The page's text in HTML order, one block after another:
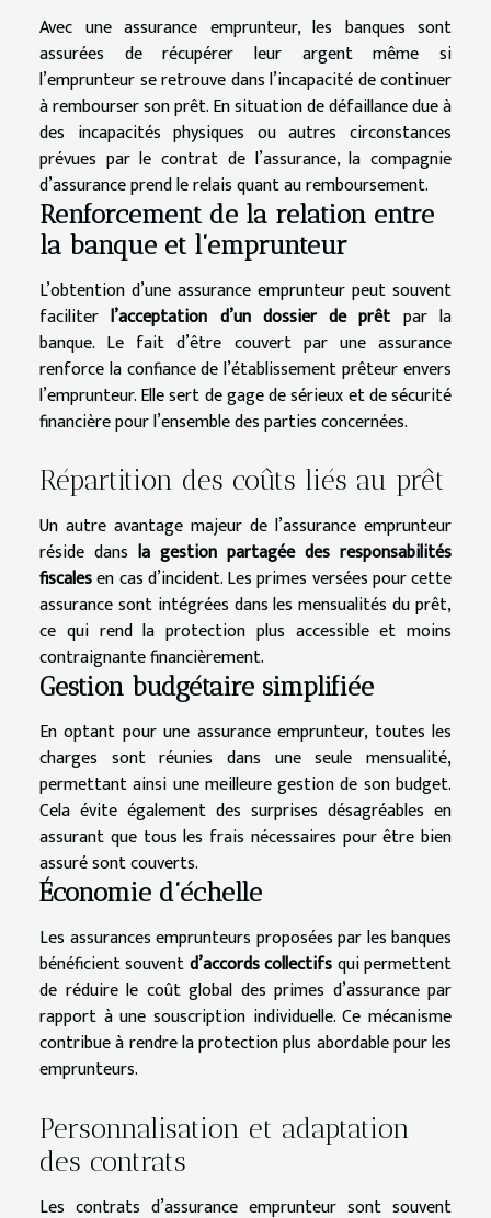
Avec une assurance emprunteur, les banques sont
assurées de récupérer leur argent même si
l’emprunteur se retrouve dans l’incapacité de continuer
à rembourser son prêt. En situation de défaillance due à
des incapacités physiques ou autres circonstances
prévues par le contrat de l’assurance, la compagnie
d’assurance prend le relais quant au remboursement.
Renforcement de la relation entre
la banque et l’emprunteur
L’obtention d’une assurance emprunteur peut souvent
faciliterl’acceptation d’un dossier de prêt par la
banque. Le fait d’être couvert par une assurance
renforce la confiance de l’établissement prêteur envers
l’emprunteur. Elle sert de gage de sérieux et de sécurité
financière pour l’ensemble des parties concernées.
Répartition des coûts liés au prêt
Un autre avantage majeur de l’assurance emprunteur
réside dans la gestion partagée des responsabilités
fiscalesen cas d’incident. Les primes versées pour cette
assurance sont intégrées dans les mensualités du prêt,
ce qui rend la protection plus accessible et moins
contraignante financièrement.
Gestion budgétaire simplifiée
En optant pour une assurance emprunteur, toutes les
charges sont réunies dans une seule mensualité,
permettant ainsi une meilleure gestion de son budget.
Cela évite également des surprises désagréables en
assurant que tous les frais nécessaires pour être bien
assuré sont couverts.
Économie d’échelle
Les assurances emprunteurs proposées par les banques
bénéficient souventd’accords collectifsqui permettent
de réduire le coût global des primes d’assurance par
rapport à une souscription individuelle. Ce mécanisme
contribue à rendre la protection plus abordable pour les
emprunteurs.
Personnalisation et adaptation
des contrats
Les contrats d’assurance emprunteur sont souvent